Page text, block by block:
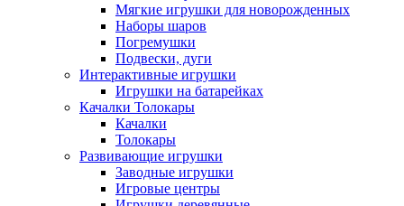
Мягкие игрушки для новорожденных
Наборы шаров
Погремушки
Подвески, дуги
Интерактивные игрушки
Игрушки на батарейках
Качалки Толокары
Качалки
Толокары
Развивающие игрушки
Заводные игрушки
Игровые центры